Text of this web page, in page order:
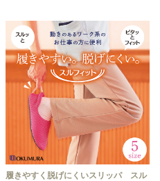
履きやすく脱げにくいスリッパ スル